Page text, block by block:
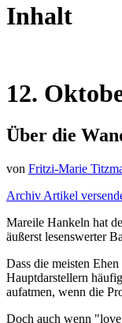
Inhalt
12.
Über die
von Fritzi-Marie
Archiv Artikel
Mareile Hankeln hat
äußerst lesenswerter
Dass die meisten
Hauptdarstellern
aufatmen, wenn die
Doch auch wenn "love